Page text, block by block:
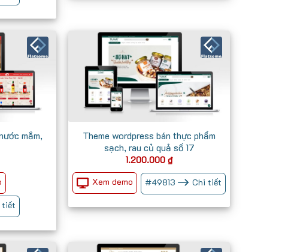
mắm,
tiết
Theme wordpress bán thực phẩm
sạch, rau củ quả số 17
1.200.000 ₫
Xem demo
#49813 Chi tiết